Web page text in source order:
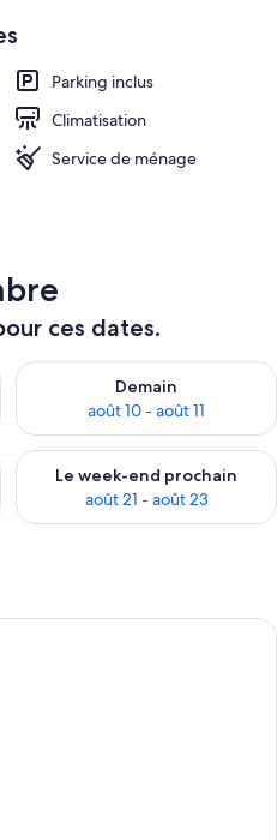
Façade de l’hébergement
Parking inclus
Climatisation
Service de ménage
ces dates.
août 9 - août 10
Demain
août 10 - août 11
Vérifier la disponibilité pour
end août 14 - août 16
Le week-end prochain
août 21 - août 23
Vérifier la disponibilité pour